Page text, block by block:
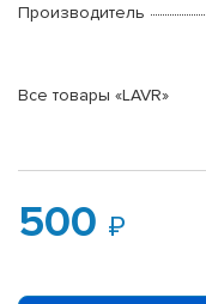
Производитель
Все товары «LAVR»
500